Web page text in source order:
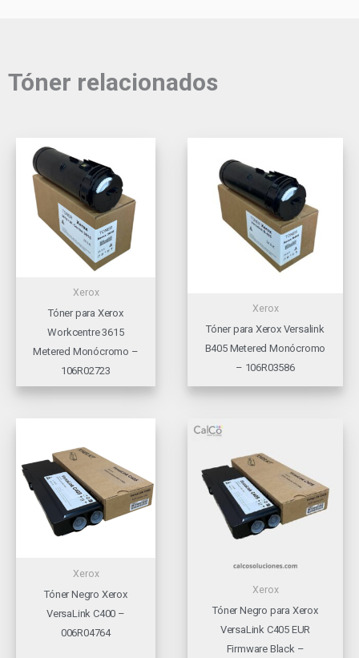
Tóner relacionados
Xerox
Tóner para Xerox
Workcentre 3615
Metered Monócromo –
106R02723
Xerox
Tóner para Xerox Versalink
B405 Metered Monócromo
– 106R03586
Xerox
Tóner Negro Xerox
VersaLink C400 –
006R04764
Xerox
Tóner Negro para Xerox
VersaLink C405 EUR
Firmware Black –